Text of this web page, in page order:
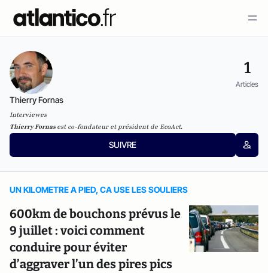
1
Articles
Thierry Fornas
Interviewes
Thierry Fornasest co-fondateur et président de EcoAct.
SUIVRE
UN KILOMETRE A PIED, CA USE LES SOULIERS
600km de bouchons prévus le
9 juillet : voici comment
conduire pour éviter
d’aggraver l’un des pires pics